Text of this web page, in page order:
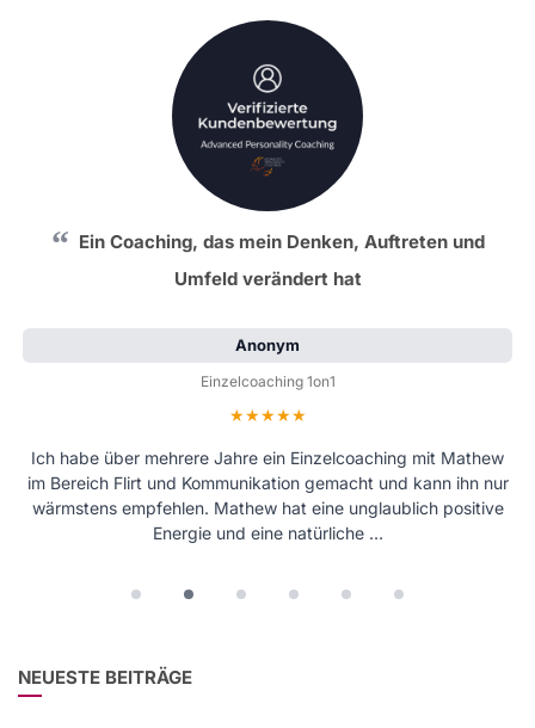
Ein Coaching, das mein Denken, Auftreten und
Umfeld verändert hat
Anonym
Einzelcoaching 1on1
Bewertung: 5 von 5 Sternen
Ich habe über mehrere Jahre ein Einzelcoaching mit Mathew
im Bereich Flirt und Kommunikation gemacht und kann ihn nur
wärmstens empfehlen. Mathew hat eine unglaublich positive
Energie und eine natürliche …
NEUESTE BEITRÄGE